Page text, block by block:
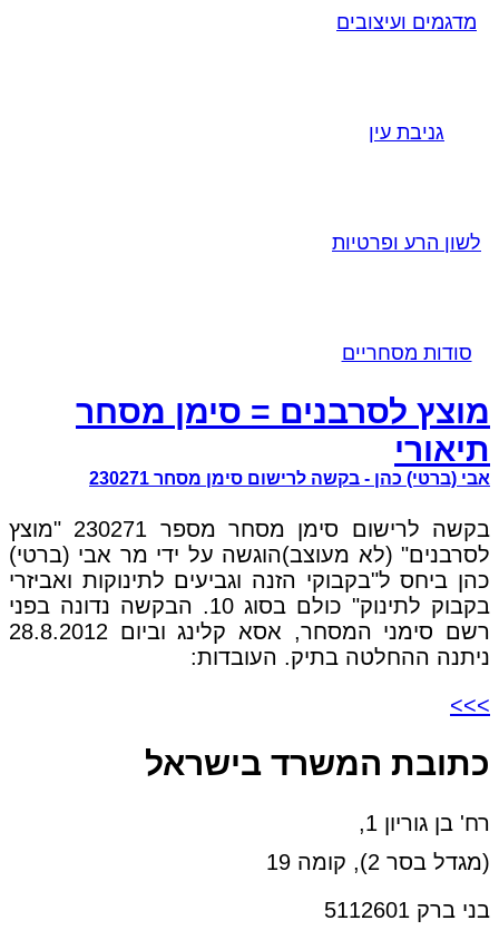
מדגמים ועיצובים
גניבת עין
לשון הרע ופרטיות
סודות מסחריים
מוצץ לסרבנים = סימן מסחר
תיאורי
אבי (ברטי) כהן - בקשה לרישום סימן מסחר 230271
בקשה לרישום סימן מסחר מספר 230271 "מוצץ
לסרבנים" (לא מעוצב)הוגשה על ידי מר אבי (ברטי)
כהן ביחס ל"בקבוקי הזנה וגביעים לתינוקות ואביזרי
בקבוק לתינוק" כולם בסוג 10. הבקשה נדונה בפני
רשם סימני המסחר, אסא קלינג וביום 28.8.2012
ניתנה ההחלטה בתיק. העובדות:
>>>
כתובת המשרד בישראל
רח' בן גוריון 1,
(מגדל בסר 2), קומה 19
בני ברק 5112601